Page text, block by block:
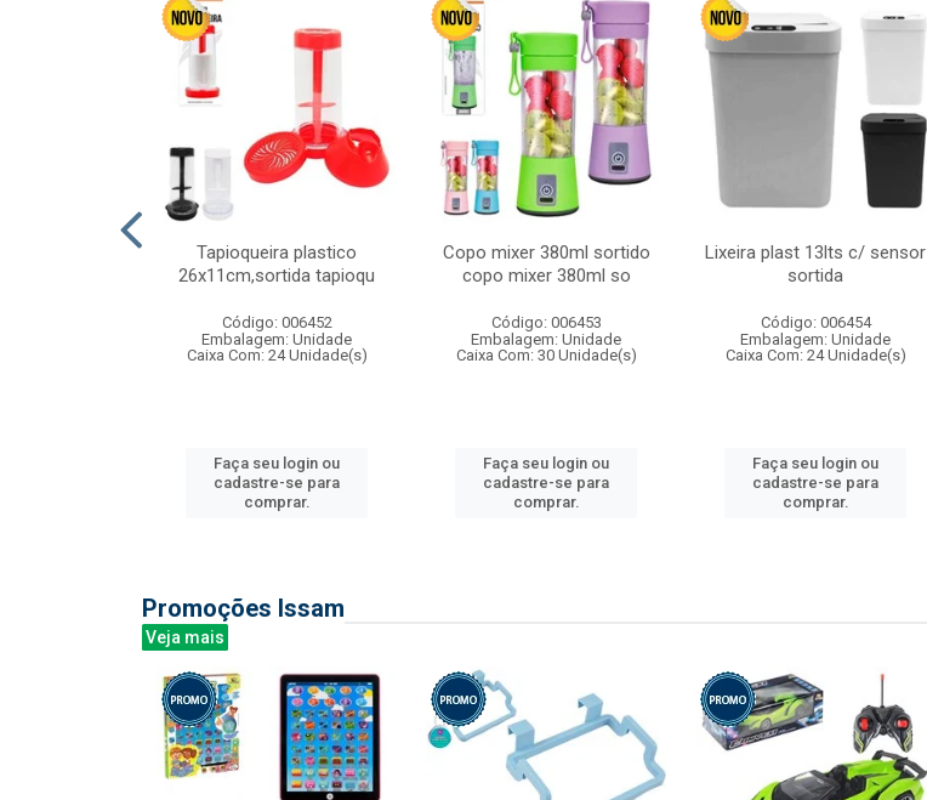
Tapioqueira plastico
26x11cm,sortida tapioqu
Código: 006452
Embalagem: Unidade
Caixa Com: 24 Unidade(s)
Faça seu login ou
cadastre-se para
comprar.
Copo mixer 380ml sortido
copo mixer 380ml so
Código: 006453
Embalagem: Unidade
Caixa Com: 30 Unidade(s)
Faça seu login ou
cadastre-se para
comprar.
Lixeira plast 13lts c/ sensor
sortida
Código: 006454
Embalagem: Unidade
Caixa Com: 24 Unidade(s)
Faça seu login ou
cadastre-se para
comprar.
Promoções Issam
Veja mais